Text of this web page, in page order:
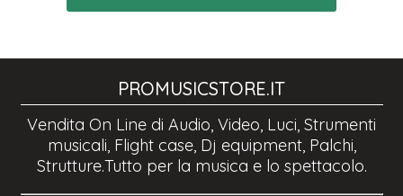
PROMUSICSTORE.IT
Vendita On Line di Audio, Video, Luci, Strumenti
musicali, Flight case, Dj equipment, Palchi,
Strutture.Tutto per la musica e lo spettacolo.